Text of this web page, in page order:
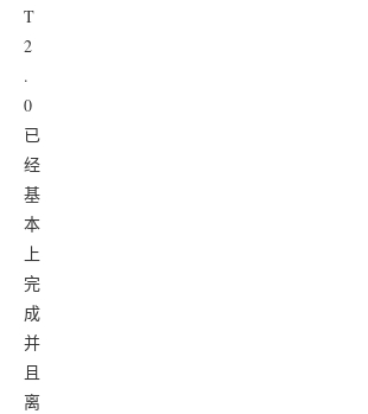
T
2
.
0
已
经
基
本
上
完
成
并
且
离